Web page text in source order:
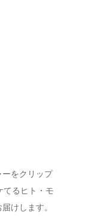
をクリップ
てるヒト・モ
けします。